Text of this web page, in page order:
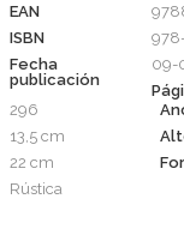
EAN
ISBN
Fecha
publicación
09-
296
13,5 cm
22 cm
Rústica